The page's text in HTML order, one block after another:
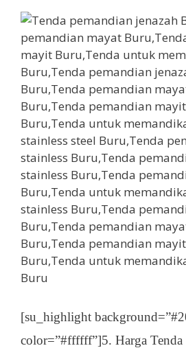
[su_highlight
color=”#ffffff”]5. Harga